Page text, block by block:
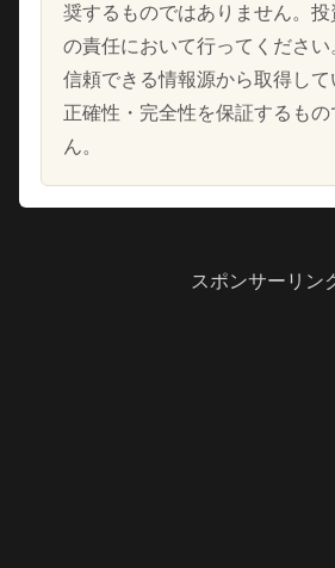
奨するものではありません。
の責任において行ってくださ
信頼できる情報源から取得し
正確性・完全性を保証するも
ん。
スポンサーリン